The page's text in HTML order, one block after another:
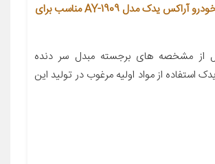
مبدل سر دنده خودرو آراکس یدک مدل AY-1909 مناسب برای
از مشخصه های برجسته مبدل سر دنده
استفاده از مواد اولیه مرغوب در تولید این